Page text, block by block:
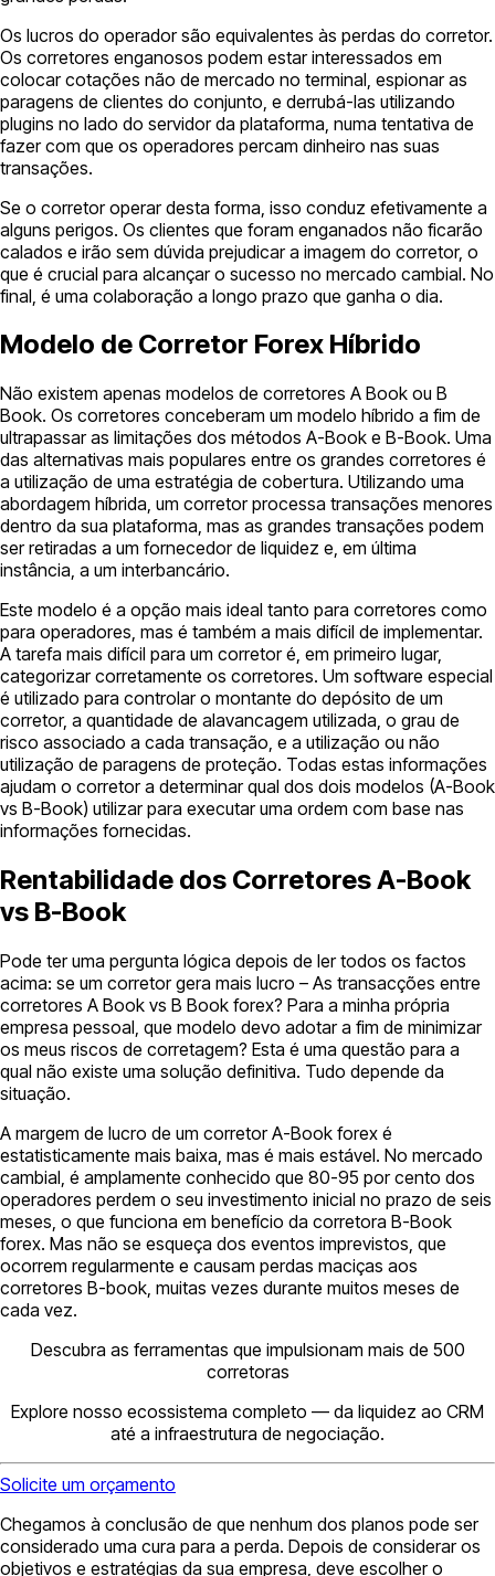
Os lucros do operador são equivalentes às perdas do corretor.
Os corretores enganosos podem estar interessados em
colocar cotações não de mercado no terminal, espionar as
paragens de clientes do conjunto, e derrubá-las utilizando
plugins no lado do servidor da plataforma, numa tentativa de
fazer com que os operadores percam dinheiro nas suas
transações.
Se o corretor operar desta forma, isso conduz efetivamente a
alguns perigos. Os clientes que foram enganados não ficarão
calados e irão sem dúvida prejudicar a imagem do corretor, o
que é crucial para alcançar o sucesso no mercado cambial. No
final, é uma colaboração a longo prazo que ganha o dia.
Modelo de Corretor Forex Híbrido
Não existem apenas modelos de corretores A Book ou B
Book. Os corretores conceberam um modelo híbrido a fim de
ultrapassar as limitações dos métodos A-Book e B-Book. Uma
das alternativas mais populares entre os grandes corretores é
a utilização de uma estratégia de cobertura. Utilizando uma
abordagem híbrida, um corretor processa transações menores
dentro da sua plataforma, mas as grandes transações podem
ser retiradas a um fornecedor de liquidez e, em última
instância, a um interbancário.
Este modelo é a opção mais ideal tanto para corretores como
para operadores, mas é também a mais difícil de implementar.
A tarefa mais difícil para um corretor é, em primeiro lugar,
categorizar corretamente os corretores. Um software especial
é utilizado para controlar o montante do depósito de um
corretor, a quantidade de alavancagem utilizada, o grau de
risco associado a cada transação, e a utilização ou não
utilização de paragens de proteção. Todas estas informações
ajudam o corretor a determinar qual dos dois modelos (A-Book
vs B-Book) utilizar para executar uma ordem com base nas
informações fornecidas.
Rentabilidade dos Corretores A-Book
vs B-Book
Pode ter uma pergunta lógica depois de ler todos os factos
acima: se um corretor gera mais lucro – As transacções entre
corretores A Book vs B Book forex? Para a minha própria
empresa pessoal, que modelo devo adotar a fim de minimizar
os meus riscos de corretagem? Esta é uma questão para a
qual não existe uma solução definitiva. Tudo depende da
situação.
A margem de lucro de um corretor A-Book forex é
estatisticamente mais baixa, mas é mais estável. No mercado
cambial, é amplamente conhecido que 80-95 por cento dos
operadores perdem o seu investimento inicial no prazo de seis
meses, o que funciona em benefício da corretora B-Book
forex. Mas não se esqueça dos eventos imprevistos, que
ocorrem regularmente e causam perdas maciças aos
corretores B-book, muitas vezes durante muitos meses de
cada vez.
Descubra as ferramentas que impulsionam mais de 500
corretoras
Explore nosso ecossistema completo — da liquidez ao CRM
até a infraestrutura de negociação.
Solicite um orçamento
Chegamos à conclusão de que nenhum dos planos pode ser
considerado uma cura para a perda. Depois de considerar os
objetivos e estratégias da sua empresa, deve escolher o